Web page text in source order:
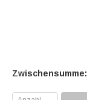
Zwischensumme: